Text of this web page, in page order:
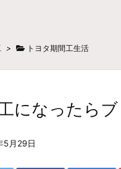
> トヨタ期間工生活
になったら
5月29日